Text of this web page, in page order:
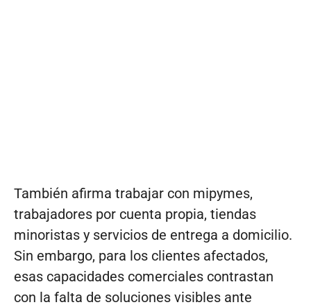
También afirma trabajar con mipymes,
trabajadores por cuenta propia, tiendas
minoristas y servicios de entrega a domicilio.
Sin embargo, para los clientes afectados,
esas capacidades comerciales contrastan
con la falta de soluciones visibles ante